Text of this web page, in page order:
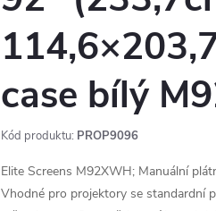
case bílý
Kód produktu: PROP9096
Elite Screens M92XWH; Manuální
Vhodné pro projektory se standardní